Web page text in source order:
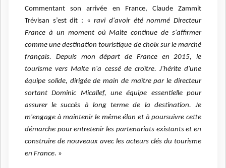
Commentant son arrivée en France, Claude Zammit
Trévisan s’est dit : «ravi d'avoir été nommé Directeur
France à un moment où Malte continue de s'affirmer
comme une destination touristique de choix sur le marché
français. Depuis mon départ de France en 2015, le
tourisme vers Malte n'a cessé de croître. J'hérite d'une
équipe solide, dirigée de main de maître par le directeur
sortant Dominic Micallef, une équipe essentielle pour
assurer le succès à long terme de la destination. Je
m'engage à maintenir le même élan et à poursuivre cette
démarche pour entretenir les partenariats existants et en
construire de nouveaux avec les acteurs clés du tourisme
en France. »